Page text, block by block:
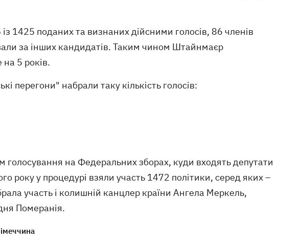
1425 поданих та визнаних дійсними голосів, 86 членів
за інших кандидатів. Таким чином Штайнмаєр
5 років.
перегони" набрали таку кількість голосів:
на Федеральних зборах, куди входять депутати
року у процедурі взяли участь 1472 політики, серед яких –
участь і колишній канцлер країни Ангела Меркель,
Померанія.